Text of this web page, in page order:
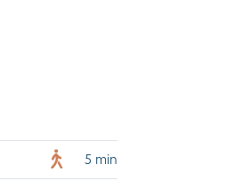
5 min